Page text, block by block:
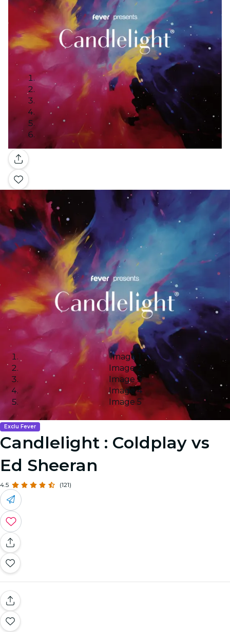
Galerie
Image 1
Image 2
Image 3
Image 4
Image 5
Exclu Fever
Candlelight : Coldplay vs
Ed Sheeran
4.5 (121)